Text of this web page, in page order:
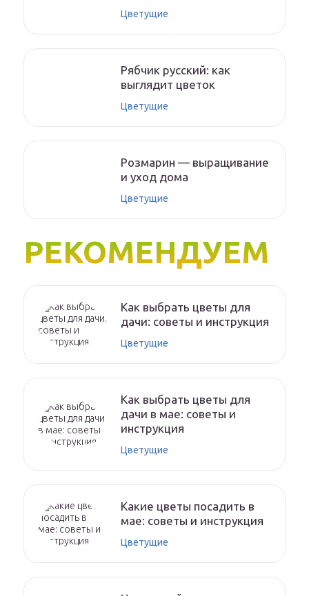
Цветущие
Рябчик русский: как
выглядит цветок
Цветущие
Розмарин — выращивание
и уход дома
Цветущие
РЕКОМЕНДУЕМ
Как выбрать цветы для
дачи: советы и инструкция
Цветущие
Как выбрать цветы для
дачи в мае: советы и
инструкция
Цветущие
Какие цветы посадить в
мае: советы и инструкция
Цветущие